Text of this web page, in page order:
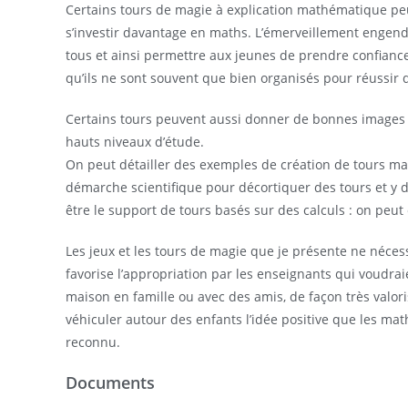
Certains tours de magie à explication mathématique
s’investir davantage en maths. L’émerveillement
tous et ainsi permettre aux jeunes de prendre
qu’ils ne sont souvent que bien organisés pour réussir
Certains tours peuvent aussi donner de bonnes
hauts niveaux d’étude.
On peut détailler des exemples de création de tours
démarche scientifique pour décortiquer des tours et y
être le support de tours basés sur des calculs : on
Les jeux et les tours de magie que je présente ne
favorise l’appropriation par les enseignants qui
maison en famille ou avec des amis, de façon très
véhiculer autour des enfants l’idée positive que les
reconnu.
Documents